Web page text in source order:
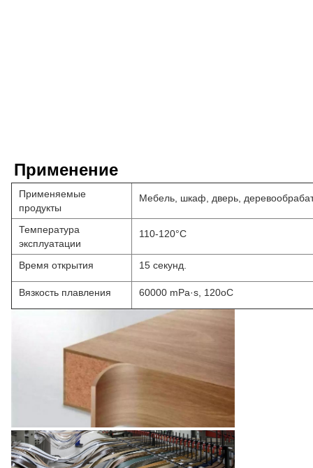
Применение
Применяемые
продукты
Мебель, шкаф, дверь,
Температура
эксплуатации
110-120°С
Время открытия 15 секунд.
Вязкость плавления 60000 mPa·s, 120oC